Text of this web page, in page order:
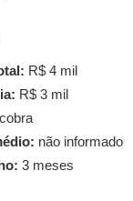
R$ 4 mil
R$ 3 mil
não informado
3 meses